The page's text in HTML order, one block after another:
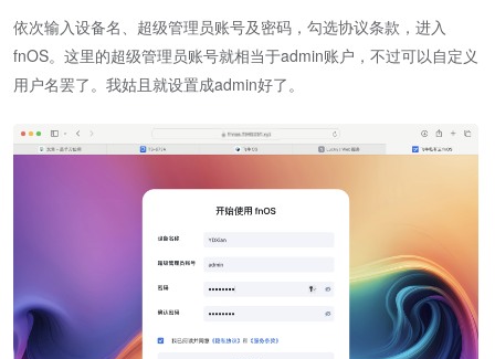
依次输入设备名、超级管理员账号及密码，勾选协议条款，进入
fnOS。这里的超级管理员账号就相当于admin账户，不过可以自定义
用户名罢了。我姑且就设置成admin好了。